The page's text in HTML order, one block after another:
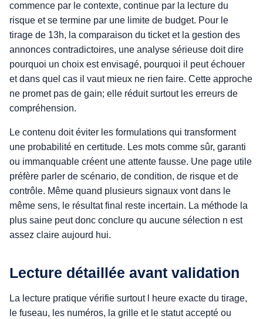
commence par le contexte, continue par la lecture du
risque et se termine par une limite de budget. Pour le
tirage de 13h, la comparaison du ticket et la gestion des
annonces contradictoires, une analyse sérieuse doit dire
pourquoi un choix est envisagé, pourquoi il peut échouer
et dans quel cas il vaut mieux ne rien faire. Cette approche
ne promet pas de gain; elle réduit surtout les erreurs de
compréhension.
Le contenu doit éviter les formulations qui transforment
une probabilité en certitude. Les mots comme sûr, garanti
ou immanquable créent une attente fausse. Une page utile
préfère parler de scénario, de condition, de risque et de
contrôle. Même quand plusieurs signaux vont dans le
même sens, le résultat final reste incertain. La méthode la
plus saine peut donc conclure qu aucune sélection n est
assez claire aujourd hui.
Lecture détaillée avant validation
La lecture pratique vérifie surtout l heure exacte du tirage,
le fuseau, les numéros, la grille et le statut accepté ou